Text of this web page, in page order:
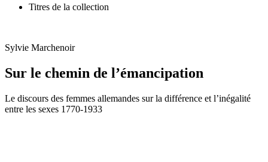
Titres de la collection
Sylvie Marchenoir
Sur le chemin de l’émancipation
Le discours des femmes allemandes sur la différence et l’inégalité
entre les sexes 1770-1933